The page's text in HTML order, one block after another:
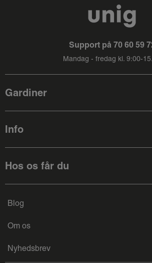
Support på 70 60 59
Mandag - fredag kl. 9:00-
Gardiner
Info
Hos os får du
Blog
Om os
Nyhedsbrev